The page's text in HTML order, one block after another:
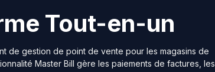
Tout-en-un
de gestion de point de vente pour les magasins de
Master Bill gère les paiements de factures, les